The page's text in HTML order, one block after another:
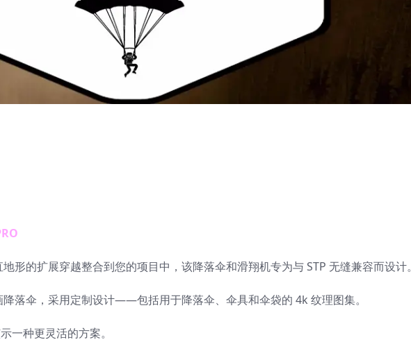
形的扩展穿越整合到您的项目中，该降落伞和滑翔机专为与 STP 无缝兼容而设计。
落伞，采用定制设计——包括用于降落伞、伞具和伞袋的 4k 纹理图集。
一种更灵活的方案。